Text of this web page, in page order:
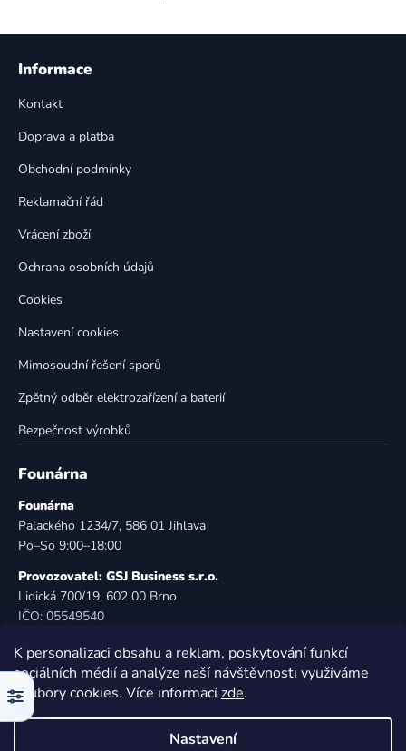
K personalizaci obsahu a reklam, poskytování funkcí
sociálních médií a analýze naší návštěvnosti využíváme
soubory cookies. Více informacízde.
Nastavení
l
Z
Informace
Kontakt
Doprava a platba
Obchodní podmínky
Reklamační řád
Vrácení zboží
Ochrana osobních údajů
Cookies
Nastavení cookies
Mimosoudní řešení sporů
Zpětný odběr elektrozařízení a baterií
Bezpečnost výrobků
Founárna
Founárna
Palackého 1234/7, 586 01 Jihlava
Po–So 9:00–18:00
Provozovatel: GSJ Business s.r.o.
Lidická 700/19, 602 00 Brno
IČO: 05549540
E-mail:info@founarna.cz
Telefon: 721 485 258
© Founárna. Všechna práva vyhrazena.
Filtr